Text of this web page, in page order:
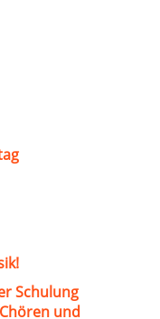
Schulung
und